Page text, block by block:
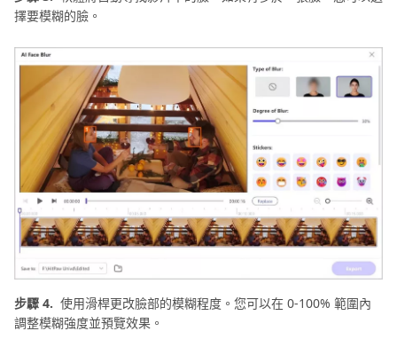
擇要模糊的臉。
步驟 4. 使用滑桿更改臉部的模糊程度。您可以在 0-100% 範圍內
調整模糊強度並預覽效果。